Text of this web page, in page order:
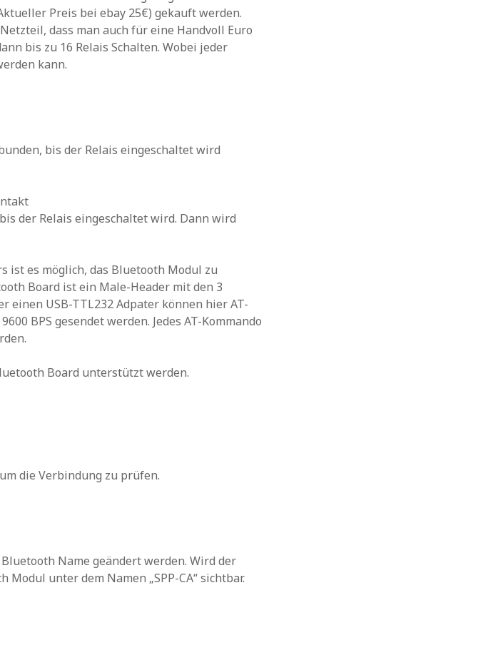
Preis bei ebay 25€) gekauft werden.
dass man auch für eine Handvoll Euro
bis zu 16 Relais Schalten. Wobei jeder
kann.
bis der Relais eingeschaltet wird
der Relais eingeschaltet wird. Dann wird
ist es möglich, das Bluetooth Modul zu
Board ist ein Male-Header mit den 3
einen USB-TTL232 Adpater können hier AT-
BPS gesendet werden. Jedes AT-Kommando
Board unterstützt werden.
die Verbindung zu prüfen.
Name geändert werden. Wird der
unter dem Namen „SPP-CA“ sichtbar.